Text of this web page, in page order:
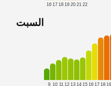
16 17 18 19 20 21 22
السبت
9 10 11 12 13 14 15 16 17 18 19